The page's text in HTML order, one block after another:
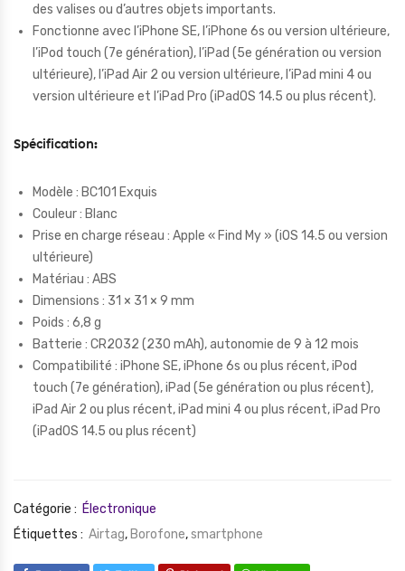
des valises ou d’autres objets importants.
Fonctionne avec l’iPhone SE, l’iPhone 6s ou version ultérieure,
l’iPod touch (7e génération), l’iPad (5e génération ou version
ultérieure), l’iPad Air 2 ou version ultérieure, l’iPad mini 4 ou
version ultérieure et l’iPad Pro (iPadOS 14.5 ou plus récent).
Spécification:
Modèle : BC101 Exquis
Couleur : Blanc
Prise en charge réseau : Apple « Find My » (iOS 14.5 ou version
ultérieure)
Matériau : ABS
Dimensions : 31 × 31 × 9 mm
Poids : 6,8 g
Batterie : CR2032 (230 mAh), autonomie de 9 à 12 mois
Compatibilité : iPhone SE, iPhone 6s ou plus récent, iPod
touch (7e génération), iPad (5e génération ou plus récent),
iPad Air 2 ou plus récent, iPad mini 4 ou plus récent, iPad Pro
(iPadOS 14.5 ou plus récent)
Catégorie : Électronique
Étiquettes : Airtag, Borofone,smartphone